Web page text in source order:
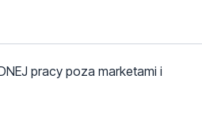
pracy poza marketami i